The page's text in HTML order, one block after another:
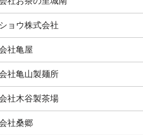
ョウ株式会社
社亀屋
社亀山製麺所
社木谷製茶場
社桑郷